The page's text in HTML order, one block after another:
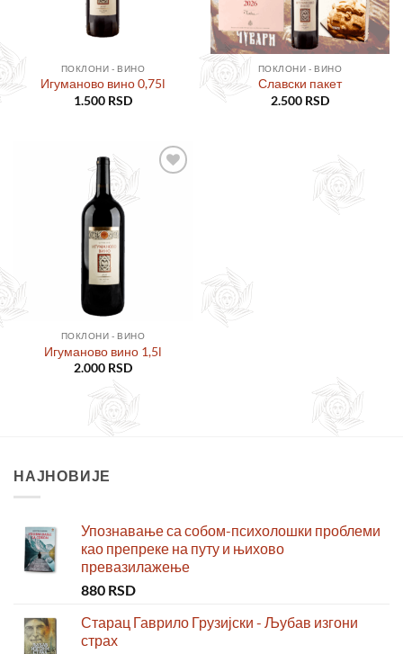
ПОКЛОНИ - ВИНО
Игуманово вино 0,75l
1.500 RSD
ПОКЛОНИ - ВИНО
Славски пакет
2.500 RSD
ПОКЛОНИ - ВИНО
Игуманово вино 1,5l
2.000 RSD
НАЈНОВИЈЕ
Упознавање са собом-психолошки проблеми
као препреке на путу и њихово
превазилажење
880 RSD
Старац Гаврило Грузијски - Љубав изгони
страх